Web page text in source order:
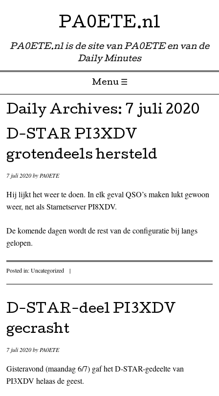
PA0ETE.nl
PA0ETE.nl is de site van PA0ETE en van de
Daily Minutes
Menu ☰
Skip to content
Daily Archives: 7 juli 2020
D-STAR PI3XDV
grotendeels hersteld
7 juli 2020byPA0ETE
Hij lijkt het weer te doen. In elk geval QSO’s maken lukt gewoon
weer, net als Starnetserver PI8XDV.
De komende dagen wordt de rest van de configuratie bij langs
gelopen.
Posted in:Uncategorized |
D-STAR-deel PI3XDV
gecrasht
7 juli 2020by PA0ETE
Gisteravond (maandag 6/7) gaf het D-STAR-gedeelte van
PI3XDV helaas de geest.